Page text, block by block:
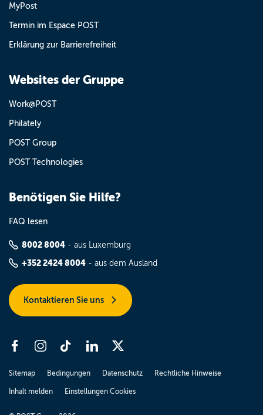
MyPost
Termin im Espace POST
Erklärung zur Barrierefreiheit
Websites der Gruppe
Work@POST
Philately
POST Group
POST Technologies
Benötigen Sie Hilfe?
FAQ lesen
8002 8004 - aus Luxemburg
+352 2424 8004 - aus dem Ausland
Kontaktieren Sie uns
Sitemap Bedingungen Datenschutz Rechtliche Hinweise
Inhalt melden Einstellungen Cookies